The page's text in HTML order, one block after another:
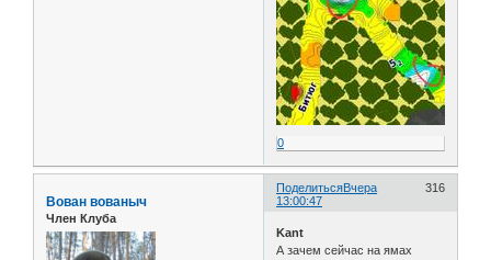
0
Поделиться 316
Вчера
13:00:47
Вован вованыч
Член Клуба
Kant
А зачем сейчас на ямах